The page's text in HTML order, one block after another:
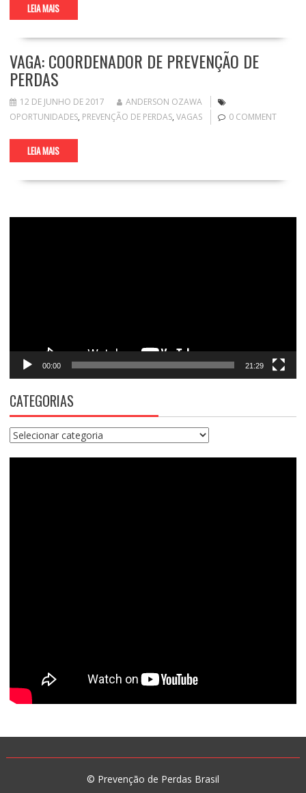
LEIA MAIS
VAGA: COORDENADOR DE PREVENÇÃO DE
PERDAS
12 DE JUNHO DE 2017
ANDERSON OZAWA
OPORTUNIDADES, PREVENÇÃO DE PERDAS, VAGAS 0 COMMENT
LEIA MAIS
00:00 21:29
CATEGORIAS
Categorias
© Prevenção de Perdas Brasil